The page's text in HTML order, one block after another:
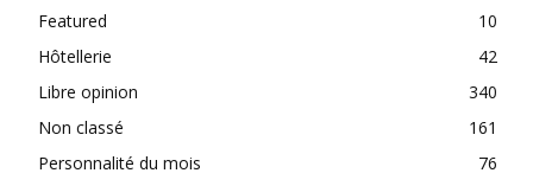
Featured
10
Hôtellerie
42
Libre opinion
340
Non classé
161
Personnalité du mois
76